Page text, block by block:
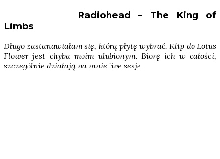
Radiohead – The King of
Limbs
Długo zastanawiałam się, którą płytę wybrać. Klip do Lotus
Flower jest chyba moim ulubionym. Biorę ich w całości,
szczególnie działają na mnie live sesje.